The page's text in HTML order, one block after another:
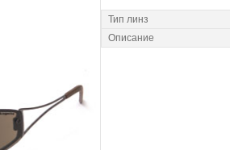
Тип линз
Описание